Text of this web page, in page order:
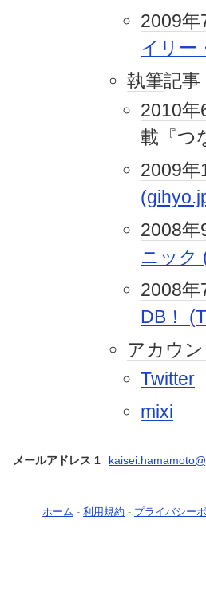
2009年
イリー
執筆記事
2010年
載『つ
2009年
2008年
ニック
2008年
DB！
アカウン
Twitter
mixi
メールアドレス 1
ホーム - 利用規約 - プライバシー